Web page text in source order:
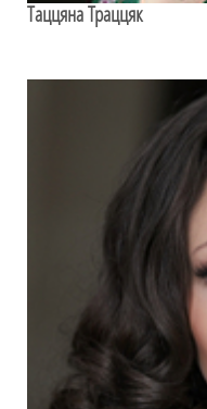
Таццяна Траццяк